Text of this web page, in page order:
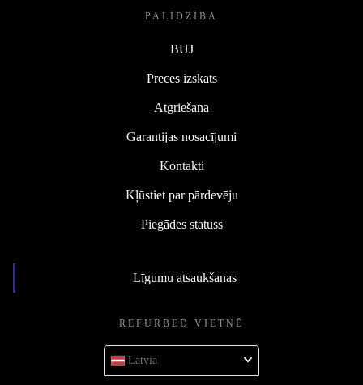
PALĪDZĪBA
BUJ
Preces izskats
Atgriešana
Garantijas nosacījumi
Kontakti
Kļūstiet par pārdevēju
Piegādes statuss
Līgumu atsaukšanas
REFURBED VIETNĒ
Latvia